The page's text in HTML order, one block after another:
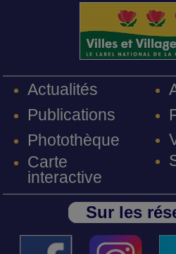
Actualités
Publications
Photothèque
Carte
interactive
Sur les